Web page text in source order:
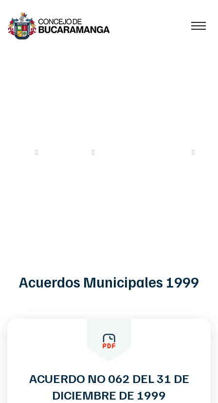
Acuerdos Municipales 1999
ACUERDO NO 062 DEL 31 DE
DICIEMBRE DE 1999